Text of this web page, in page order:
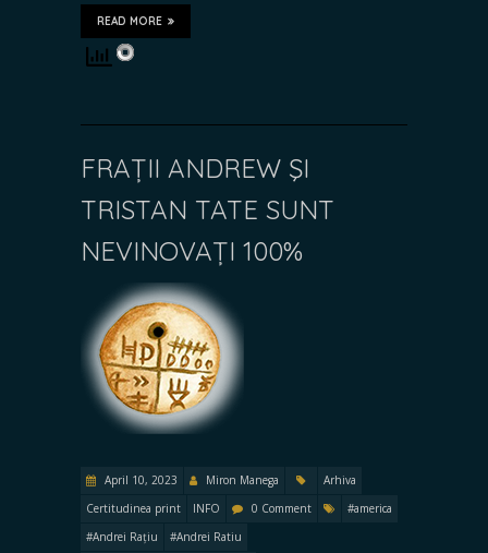
READ MORE
FRAȚII ANDREW ŞI
TRISTAN TATE SUNT
NEVINOVAȚI 100%
April 10, 2023 Miron Manega
Arhiva
Certitudinea print
INFO 0 Comment
#america
#Andrei Rațiu
#Andrei Ratiu